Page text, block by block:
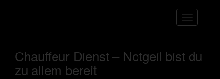
Chauffeur Dienst – Notgeil bist du
zu allem bereit